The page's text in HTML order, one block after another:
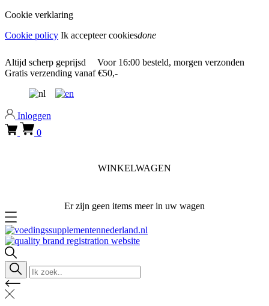
Cookie verklaring
Cookie policy Ik accepteer cookiesdone
Altijd scherp geprijsd Voor 16:00 besteld, morgen verzonden
Gratis verzending vanaf €50,-
Inloggen
0
WINKELWAGEN
Er zijn geen items meer in uw wagen